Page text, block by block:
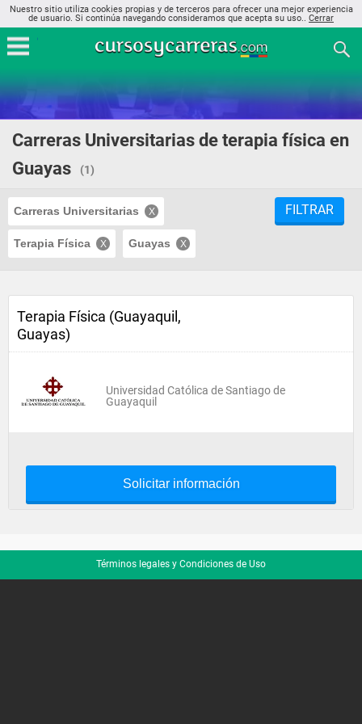
Nuestro sitio utiliza cookies propias y de terceros para ofrecer una mejor experiencia
de usuario. Si continúa navegando consideramos que acepta su uso.. Cerrar
Carreras Universitarias de terapia física en
Guayas
(1)
Carreras Universitarias
Terapia Física Guayas
FILTRAR
Terapia Física (Guayaquil,
Guayas)
Universidad Católica de Santiago de
Guayaquil
Solicitar información
Términos legales y Condiciones de Uso